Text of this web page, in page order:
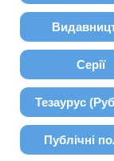
Серії
Тезаурус
Публічні